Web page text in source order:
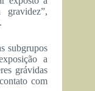
subgrupos
a
grávidas
com